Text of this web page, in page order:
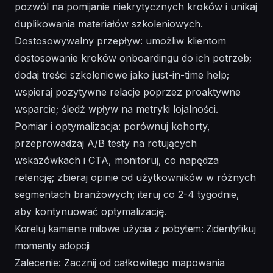
pozwól na pomijanie niekrytycznych kroków i unikaj
duplikowania materiałów szkoleniowych.
Dostosowywalny przepływ: umożliw klientom
dostosowanie kroków onboardingu do ich potrzeb;
dodaj treści szkoleniowe jako just-in-time help;
wspieraj pozytywne relacje poprzez proaktywne
wsparcie; śledź wpływ na metryki lojalności.
Pomiar i optymalizacja: porównuj kohorty,
przeprowadzaj A/B testy na rotujących
wskazówkach i CTA, monitoruj, co napędza
retencję; zbieraj opinie od użytkowników w różnych
segmentach branżowych; iteruj co 2-4 tygodnie,
aby kontynuować optymalizację.
Koreluj kamienie milowe użycia z pobytem: Zidentyfikuj
momenty adopcji
Zalecenie: Zacznij od całkowitego mapowania